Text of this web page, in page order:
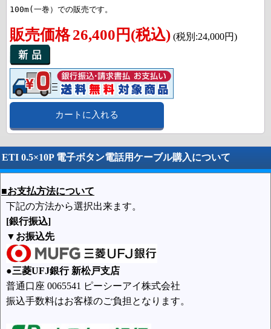
100m(一巻）での販売です。
販売価格26,400円(税込)(税別:24,000円)
カートに入れる
ETI 0.5×10P 電子ボタン電話用ケーブル購入について
■お支払方法について
下記の方法から選択出来ます。
[銀行振込]
▼お振込先
●三菱UFJ銀行 新松戸支店
普通口座 0065541 ピーシーアイ株式会社
振込手数料はお客様のご負担となります。